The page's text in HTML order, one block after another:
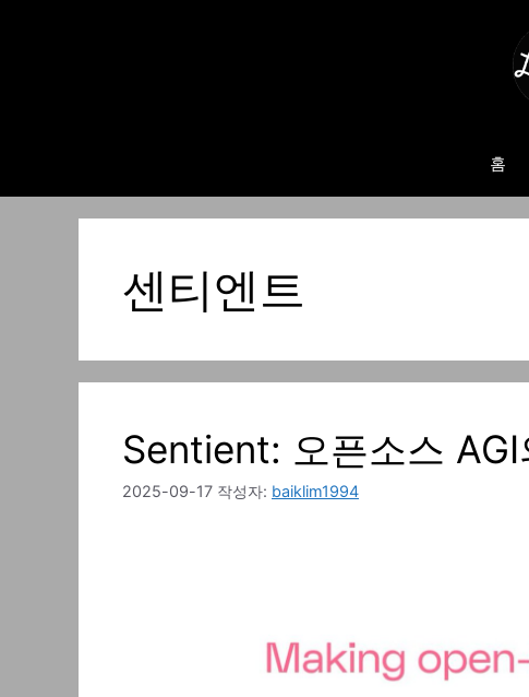
기
홈
센티엔트
Sentient: 오픈소스
2025-09-17 작성자: baiklim1994